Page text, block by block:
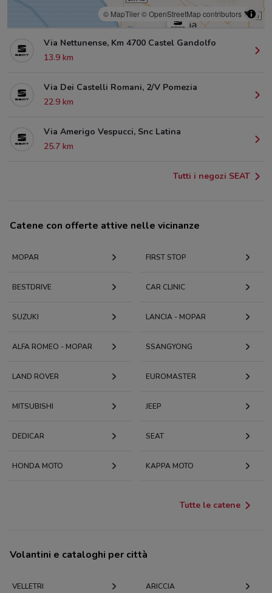
© MapTiler© OpenStreetMap contributors
Via Nettunense, Km 4700 Castel Gandolfo
13.9 km
Via Dei Castelli Romani, 2/V Pomezia
22.9 km
Via Amerigo Vespucci, Snc Latina
25.7 km
Tutti i negozi SEAT
Catene con offerte attive nelle vicinanze
MOPAR FIRST STOP
BESTDRIVE CAR CLINIC
SUZUKI LANCIA - MOPAR
ALFA ROMEO - MOPAR SSANGYONG
LAND ROVER EUROMASTER
MITSUBISHI JEEP
DEDICAR SEAT
HONDA MOTO KAPPA MOTO
Tutte le catene
Volantini e cataloghi per città
VELLETRI ARICCIA